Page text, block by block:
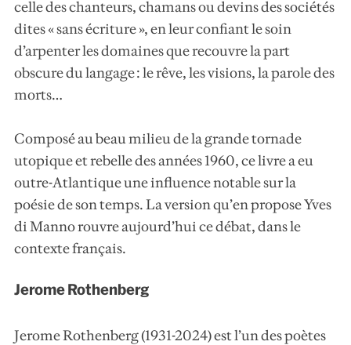
celle des chanteurs, chamans ou devins des sociétés
dites « sans écriture », en leur confiant le soin
d’arpenter les domaines que recouvre la part
obscure du langage : le rêve, les visions, la parole des
morts…
Composé au beau milieu de la grande tornade
utopique et rebelle des années 1960, ce livre a eu
outre-Atlantique une influence notable sur la
poésie de son temps. La version qu’en propose Yves
di Manno rouvre aujourd’hui ce débat, dans le
contexte français.
Jerome Rothenberg
Jerome Rothenberg (1931-2024) est l’un des poètes